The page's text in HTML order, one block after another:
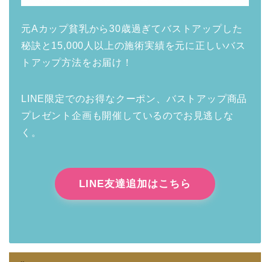
元Aカップ貧乳から30歳過ぎてバストアップした
秘訣と15,000人以上の施術実績を元に正しいバス
トアップ方法をお届け！
LINE限定でのお得なクーポン、バストアップ商品
プレゼント企画も開催しているのでお見逃しな
く。
LINE友達追加はこちら